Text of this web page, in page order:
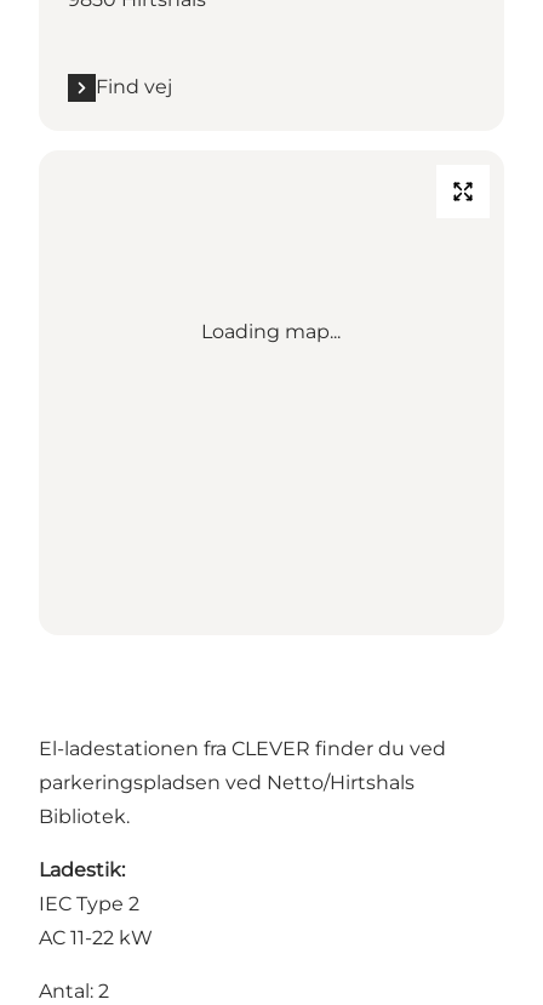
Find vej
Loading map...
El-ladestationen fra CLEVER finder du ved
parkeringspladsen ved Netto/Hirtshals
Bibliotek.
Ladestik:
IEC Type 2
AC 11-22 kW
Antal: 2